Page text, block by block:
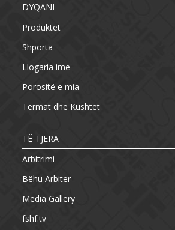
DYQANI
Produktet
Shporta
Llogaria ime
Porositë e mia
Termat dhe Kushtet
TË TJERA
Arbitrimi
Bëhu Arbiter
Media Gallery
fshf.tv